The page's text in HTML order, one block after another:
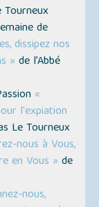
Tourneux
de
dissipez nos
» de l’Abbé
«
l'expiation
Le Tourneux
nous à Vous,
en Vous » de
nous,